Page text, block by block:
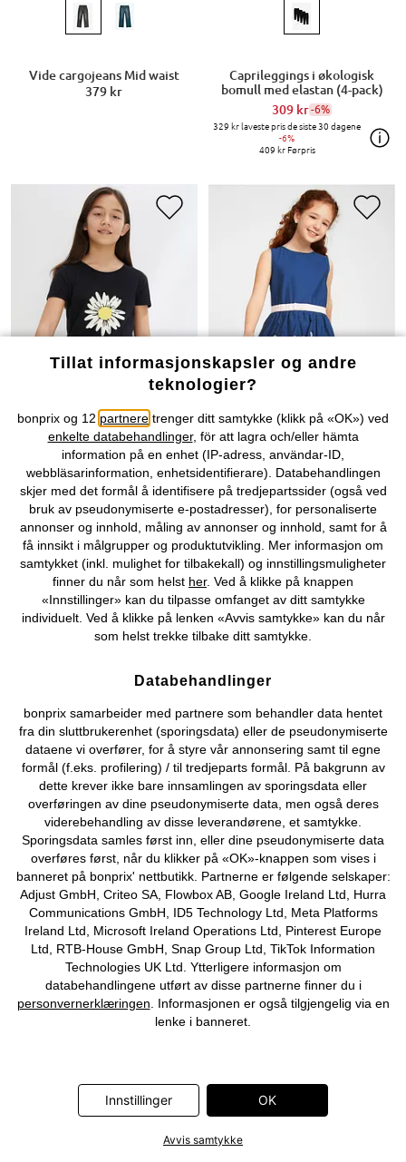
Vide cargojeans Mid waist
379 kr
Caprileggings i økologisk
bomull med elastan (4-pack)
309 kr-6%
329 kr laveste pris de siste 30 dagene
-6%
409 krFørpris
T-skjorte i 100% bomull (2-pack)
249 kr
Minikjole i A-fasong
339 kr
Langermet topp i 100%
økologisk bomull
199 kr
Cargojeans for barn
309 kr
Tillat informasjonskapsler og andre
teknologier?
bonprix og 12 partnere trenger ditt samtykke (klikk på «OK») ved
enkelte databehandlinger, för att lagra och/eller hämta
information på en enhet (IP-adress, användar-ID,
webbläsarinformation, enhetsidentifierare). Databehandlingen
skjer med det formål å identifisere på tredjepartssider (også ved
bruk av pseudonymiserte e-postadresser), for personaliserte
annonser og innhold, måling av annonser og innhold, samt for å
få innsikt i målgrupper og produktutvikling. Mer informasjon om
samtykket (inkl. mulighet for tilbakekall) og innstillingsmuligheter
finner du når som helst her. Ved å klikke på knappen
«Innstillinger» kan du tilpasse omfanget av ditt samtykke
individuelt. Ved å klikke på lenken «Avvis samtykke» kan du når
som helst trekke tilbake ditt samtykke.
Databehandlinger
bonprix samarbeider med partnere som behandler data hentet
fra din sluttbrukerenhet (sporingsdata) eller de pseudonymiserte
dataene vi overfører, for å styre vår annonsering samt til egne
formål (f.eks. profilering) / til tredjeparts formål. På bakgrunn av
dette krever ikke bare innsamlingen av sporingsdata eller
overføringen av dine pseudonymiserte data, men også deres
viderebehandling av disse leverandørene, et samtykke.
Sporingsdata samles først inn, eller dine pseudonymiserte data
overføres først, når du klikker på «OK»-knappen som vises i
banneret på bonprix' nettbutikk. Partnerne er følgende selskaper:
Adjust GmbH, Criteo SA, Flowbox AB, Google Ireland Ltd, Hurra
Communications GmbH, ID5 Technology Ltd, Meta Platforms
Ireland Ltd, Microsoft Ireland Operations Ltd, Pinterest Europe
Ltd, RTB-House GmbH, Snap Group Ltd, TikTok Information
Technologies UK Ltd. Ytterligere informasjon om
databehandlingene utført av disse partnerne finner du i
personvernerklæringen . Informasjonen er også tilgjengelig via en
lenke i banneret.
Innstillinger OK
Avvis samtykke